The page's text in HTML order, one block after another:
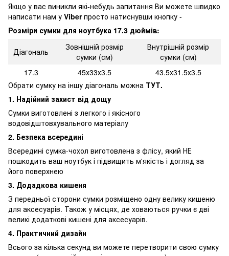
Якщо у вас виникли які-небудь запитання Ви можете швидко
написати нам у Viberпросто натиснувши кнопку -
Розміри сумки для ноутбука 17.3 дюймів:
Діагональ
Зовнішній розмір
сумки (см)
Внутрішній розмір
сумки (см)
17.3
45х33х3.5
43.5х31.5х3.5
Обрати сумку на іншу діагональ можна ТУТ.
1. Надійний захист від дощу
Сумки виготовлені з легкого і якісного
водовідштовхувального матеріалу
2. Безпека всередині
Всередині сумка-чохол виготовлена з флісу, який НЕ
пошкодить ваш ноутбук і підвищить м'якість і догляд за
його поверхнею
3. Додадкова кишеня
З передньої сторони сумки розміщено одну велику кишеню
для аксесуарів. Також у місцях, де ховаються ручки є дві
великі додаткові кишені для аксесуарів.
4. Практичний дизайн
Всього за кілька секунд ви можете перетворити свою сумку